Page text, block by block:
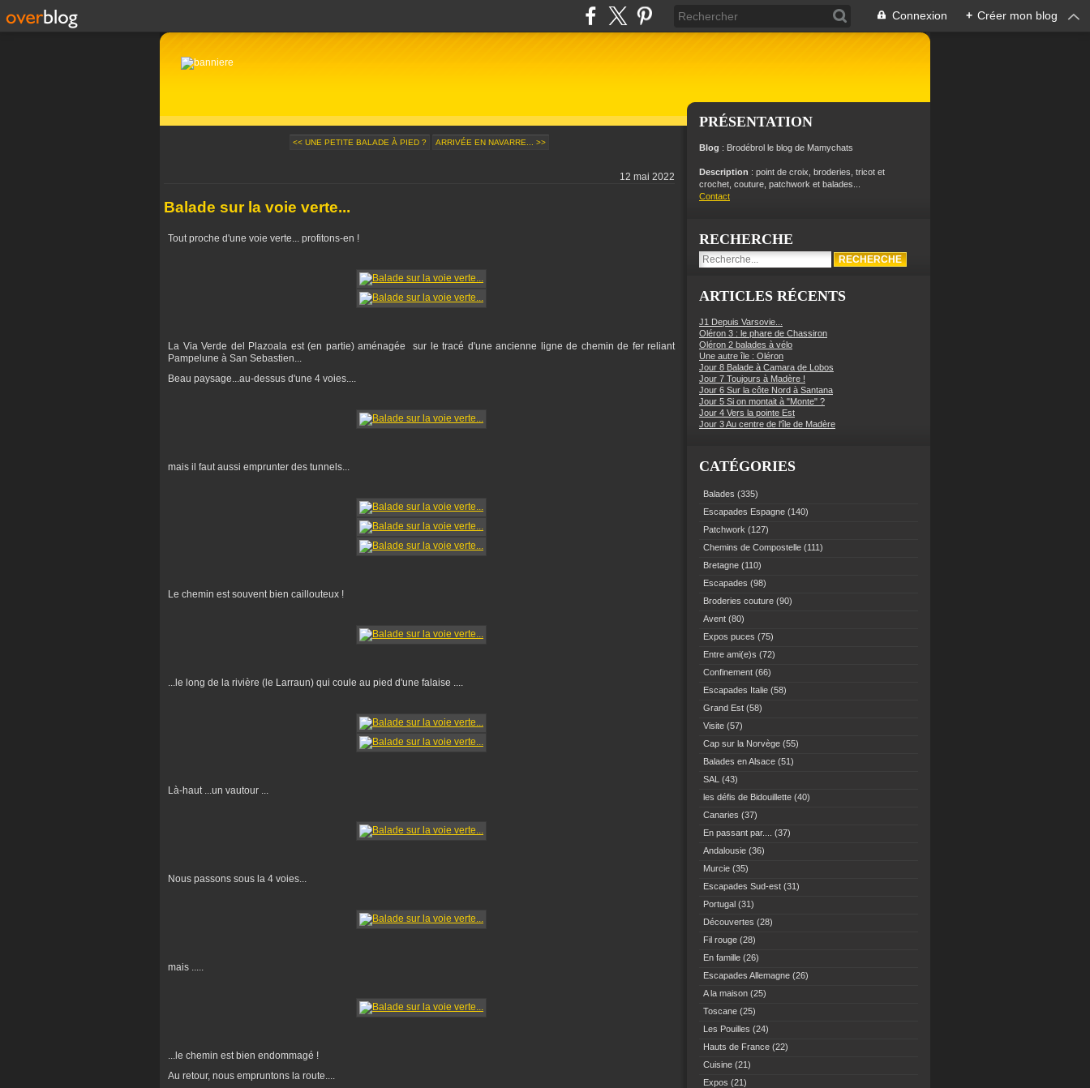
Connexion + Créer mon blog
<< UNE PETITE BALADE À PIED ? ARRIVÉE EN NAVARRE... >>
12 mai 2022
Balade sur la voie verte...
Tout proche d'une voie verte... profitons-en !
La Via Verde del Plazoala est (en partie) aménagée sur le tracé d'une ancienne ligne de chemin de fer reliant
Pampelune à San Sebastien...
Beau paysage...au-dessus d'une 4 voies....
mais il faut aussi emprunter des tunnels...
Le chemin est souvent bien caillouteux !
...le long de la rivière (le Larraun) qui coule au pied d'une falaise ....
Là-haut ...un vautour ...
Nous passons sous la 4 voies...
mais .....
...le chemin est bien endommagé !
Au retour, nous empruntons la route....
PRÉSENTATION
Blog : Brodébrol le blog de Mamychats
Description : point de croix, broderies, tricot et
crochet, couture, patchwork et balades...
Contact
RECHERCHE
ARTICLES RÉCENTS
J1 Depuis Varsovie...
Oléron 3 : le phare de Chassiron
Oléron 2 balades à vélo
Une autre île : Oléron
Jour 8 Balade à Camara de Lobos
Jour 7 Toujours à Madère !
Jour 6 Sur la côte Nord à Santana
Jour 5 Si on montait à "Monte" ?
Jour 4 Vers la pointe Est
Jour 3 Au centre de l'île de Madère
CATÉGORIES
Balades (335)
Escapades Espagne (140)
Patchwork (127)
Chemins de Compostelle (111)
Bretagne (110)
Escapades (98)
Broderies couture (90)
Avent (80)
Expos puces (75)
Entre ami(e)s (72)
Confinement (66)
Escapades Italie (58)
Grand Est (58)
Visite (57)
Cap sur la Norvège (55)
Balades en Alsace (51)
SAL (43)
les défis de Bidouillette (40)
Canaries (37)
En passant par....
(37)
Andalousie (36)
Murcie (35)
Escapades Sud-est (31)
Portugal (31)
Découvertes (28)
Fil rouge (28)
En famille (26)
Escapades Allemagne (26)
A la maison (25)
Toscane (25)
Les Pouilles (24)
Hauts de France (22)
Cuisine (21)
Expos (21)